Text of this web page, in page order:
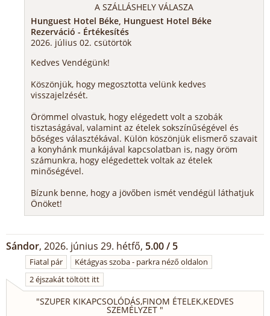
A SZÁLLÁSHELY VÁLASZA
Hunguest Hotel Béke, Hunguest Hotel Béke
Rezerváció - Értékesítés
2026. július 02. csütörtök
Kedves Vendégünk!
Köszönjük, hogy megosztotta velünk kedves
visszajelzését.
Örömmel olvastuk, hogy elégedett volt a szobák
tisztaságával, valamint az ételek sokszínűségével és
bőséges választékával. Külön köszönjük elismerő szavait
a konyhánk munkájával kapcsolatban is, nagy öröm
számunkra, hogy elégedettek voltak az ételek
minőségével.
Bízunk benne, hogy a jövőben ismét vendégül láthatjuk
Önöket!
Sándor, 2026. június 29. hétfő, 5.00 / 5
Fiatal pár
Kétágyas szoba - parkra néző oldalon
2 éjszakát töltött itt
"SZUPER KIKAPCSOLÓDÁS,FINOM ÉTELEK,KEDVES
SZEMÉLYZET "